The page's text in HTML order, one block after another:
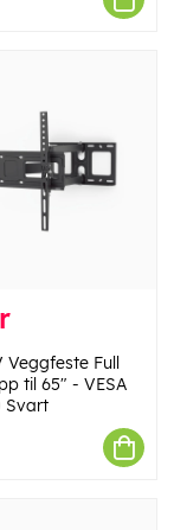
Full
til 65" - VESA
Svart